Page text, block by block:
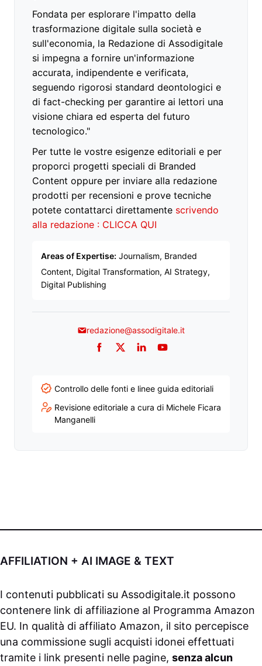
Fondata per esplorare l'impatto della
trasformazione digitale sulla società e
sull'economia, la Redazione di Assodigitale
si impegna a fornire un'informazione
accurata, indipendente e verificata,
seguendo rigorosi standard deontologici e
di fact-checking per garantire ai lettori una
visione chiara ed esperta del futuro
tecnologico."
Per tutte le vostre esigenze editoriali e per
proporci progetti speciali di Branded
Content oppure per inviare alla redazione
prodotti per recensioni e prove tecniche
potete contattarci direttamente scrivendo
alla redazione : CLICCA QUI
Areas of Expertise: Journalism, Branded
Content, Digital Transformation, AI Strategy,
Digital Publishing
redazione@assodigitale.it
Facebook
TwitterLinkedInYouTube
Controllo delle fonti e linee guida editoriali
Revisione editoriale a cura di Michele Ficara
Manganelli
AFFILIATION + AI IMAGE & TEXT
I contenuti pubblicati su Assodigitale.it possono
contenere link di affiliazione al Programma Amazon
EU. In qualità di affiliato Amazon, il sito percepisce
una commissione sugli acquisti idonei effettuati
tramite i link presenti nelle pagine, senza alcun